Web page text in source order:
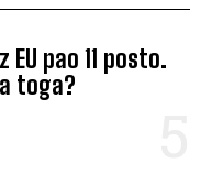
EU pao 11 posto.
toga?